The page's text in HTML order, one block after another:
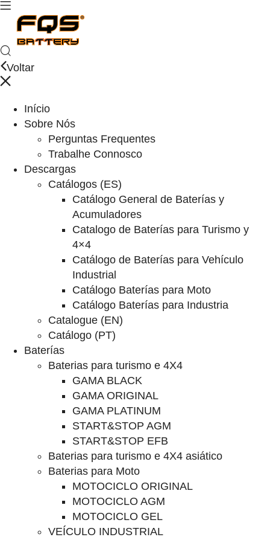
Voltar
Início
Sobre Nós
Perguntas Frequentes
Trabalhe Connosco
Descargas
Catálogos (ES)
Catálogo General de Baterías y
Acumuladores
Catalogo de Baterías para Turismo y
4×4
Catálogo de Baterías para Vehículo
Industrial
Catálogo Baterías para Moto
Catálogo Baterías para Industria
Catalogue (EN)
Catálogo (PT)
Baterías
Baterias para turismo e 4X4
GAMA BLACK
GAMA ORIGINAL
GAMA PLATINUM
START&STOP AGM
START&STOP EFB
Baterias para turismo e 4X4 asiático
Baterias para Moto
MOTOCICLO ORIGINAL
MOTOCICLO AGM
MOTOCICLO GEL
VEÍCULO INDUSTRIAL